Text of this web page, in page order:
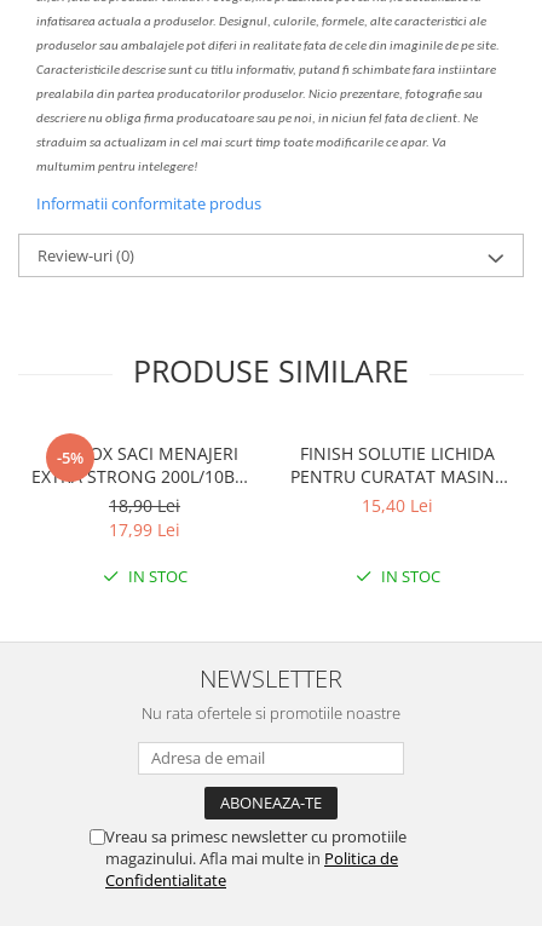
infatisarea actuala a produselor. Designul, culorile, formele, alte caracteristici ale
produselor sau ambalajele pot diferi in realitate fata de cele din imaginile de pe site.
Caracteristicile descrise sunt cu titlu informativ, putand fi schimbate fara instiintare
prealabila din partea producatorilor produselor. Nicio prezentare, fotografie sau
descriere nu obliga firma producatoare sau pe noi, in niciun fel fata de client. Ne
straduim sa actualizam in cel mai scurt timp toate modificarile ce apar. Va
multumim pentru intelegere!
Informatii conformitate produs
Review-uri(0)
PRODUSE SIMILARE
-5%
CLINOX SACI MENAJERI
EXTRA STRONG 200L/10BUC
LDPE NEGRI (90*122CM)
ETICHETA MOV
18,90 Lei
17,99 Lei
IN STOC
FINISH SOLUTIE LICHIDA
PENTRU CURATAT MASINA
DE SPALAT VASE 250ML
15,40 Lei
IN STOC
NEWSLETTER
Nu rata ofertele si promotiile noastre
Vreau sa primesc newsletter cu promotiile
magazinului. Afla mai multe in Politica de
Confidentialitate